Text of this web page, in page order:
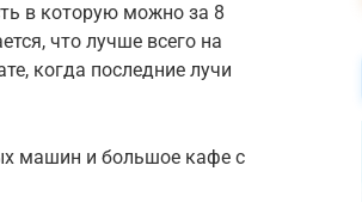
в которую можно за 8
что лучше всего на
когда последние лучи
машин и большое кафе с